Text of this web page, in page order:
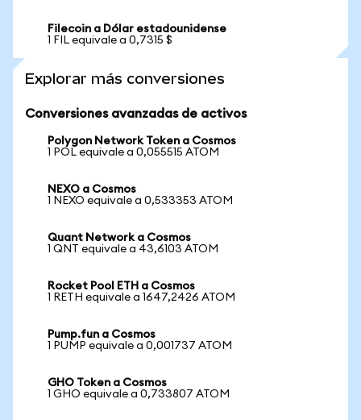
Filecoin a Dólar estadounidense
1 FIL equivale a 0,7315 $
Explorar más conversiones
Conversiones avanzadas de activos
Polygon Network Token a Cosmos
1 POL equivale a 0,055515 ATOM
NEXO a Cosmos
1 NEXO equivale a 0,533353 ATOM
Quant Network a Cosmos
1 QNT equivale a 43,6103 ATOM
Rocket Pool ETH a Cosmos
1 RETH equivale a 1647,2426 ATOM
Pump.fun a Cosmos
1 PUMP equivale a 0,001737 ATOM
GHO Token a Cosmos
1 GHO equivale a 0,733807 ATOM